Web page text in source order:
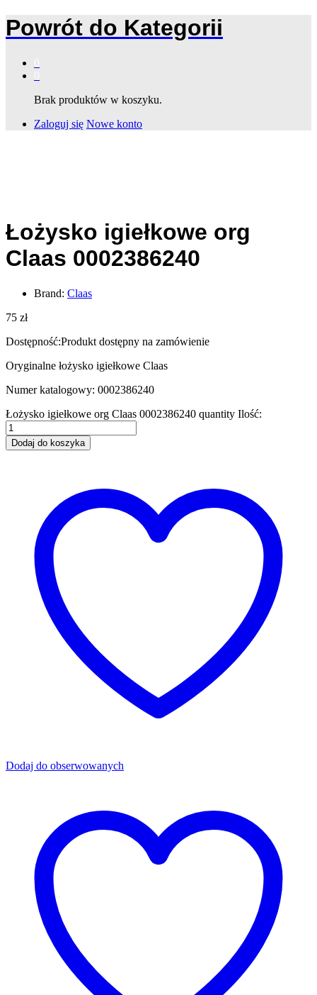
Powrót do Kategorii
Brak produktów w koszyku.
Zaloguj się Nowe konto
Łożysko igiełkowe org
Claas 0002386240
Brand: Claas
75 zł
Dostępność:Produkt dostępny na zamówienie
Oryginalne łożysko igiełkowe Claas
Numer katalogowy: 0002386240
Łożysko igiełkowe org Claas 0002386240 quantity Ilość:
Dodaj do koszyka
Dodaj do obserwowanych